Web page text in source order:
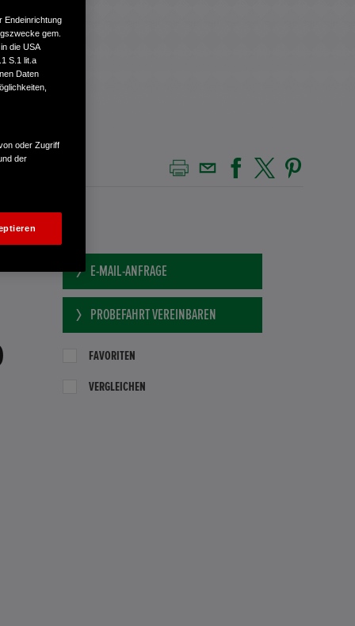
E-MAIL-ANFRAGE
PROBEFAHRT VEREINBAREN
FAVORITEN
VERGLEICHEN
Endeinrichtung
gem.
die USA
S.1 lit.a
Daten
oder Zugriff
der